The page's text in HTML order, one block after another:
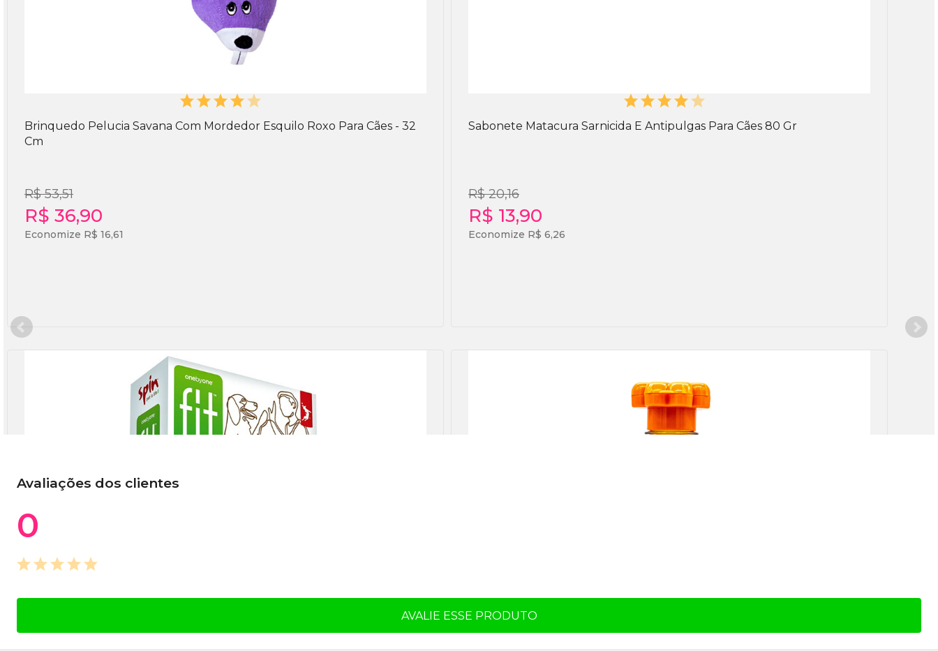
Brinquedo Pelucia Savana Com Mordedor Esquilo Roxo Para Cães - 32
Cm
R$ 53,51
R$ 36,90
Economize R$ 16,61
Sabonete Matacura Sarnicida E Antipulgas Para Cães 80 Gr
R$ 20,16
R$ 13,90
Economize R$ 6,26
Avaliações dos clientes
0
AVALIE ESSE PRODUTO